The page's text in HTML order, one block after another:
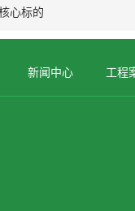
心标的
新闻中心 工程